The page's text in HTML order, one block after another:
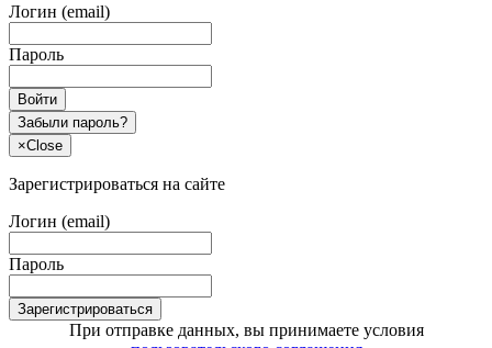
Логин (email)
Пароль
Войти
Забыли пароль?
×Close
Зарегистрироваться на сайте
Логин (email)
Пароль
Зарегистрироваться
При отправке данных, вы принимаете условия